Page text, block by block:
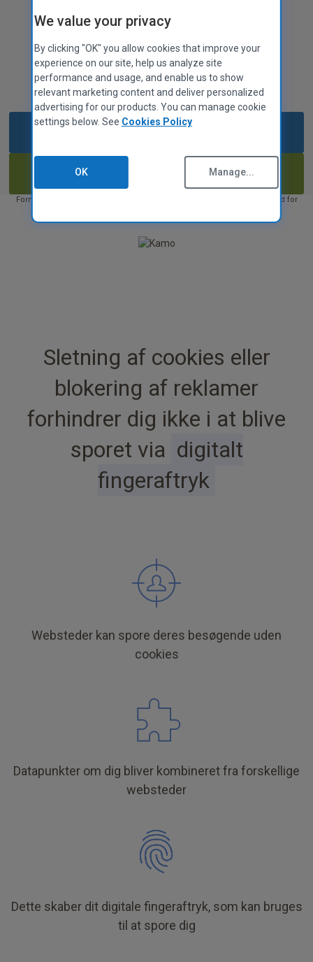
Data faktablad
Cookies politik
Vilkår for brug
Leverandørvejledning
Legal
Tilgængelighedspolitik
Kontakt os
Oversigt
Affilierede
Med Privat forbindelse leveret af VPN-
teknologi
Fornys automatisk, medmindre fornyelsen opsiges. Der tages forbehold for
Download 14 dages gratis prøveversion**
Sletning af cookies eller
blokering af reklamer
forhindrer dig ikke i at blive
sporet via digitalt
fingeraftryk
Websteder kan spore deres besøgende uden
cookies
Datapunkter om dig bliver kombineret fra forskellige
websteder
Dette skaber dit digitale fingeraftryk, som kan bruges
til at spore dig
We value your privacy
By clicking "OK" you allow cookies that improve your
experience on our site, help us analyze site
performance and usage, and enable us to show
relevant marketing content and deliver personalized
advertising for our products. You can manage cookie
settings below. See Cookies Policy
OK Manage...